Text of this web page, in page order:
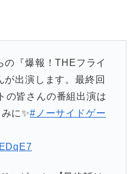
の『爆報！THEフライ
が出演します。最終回
の皆さんの番組出演は
に✨#ノーサイドゲー